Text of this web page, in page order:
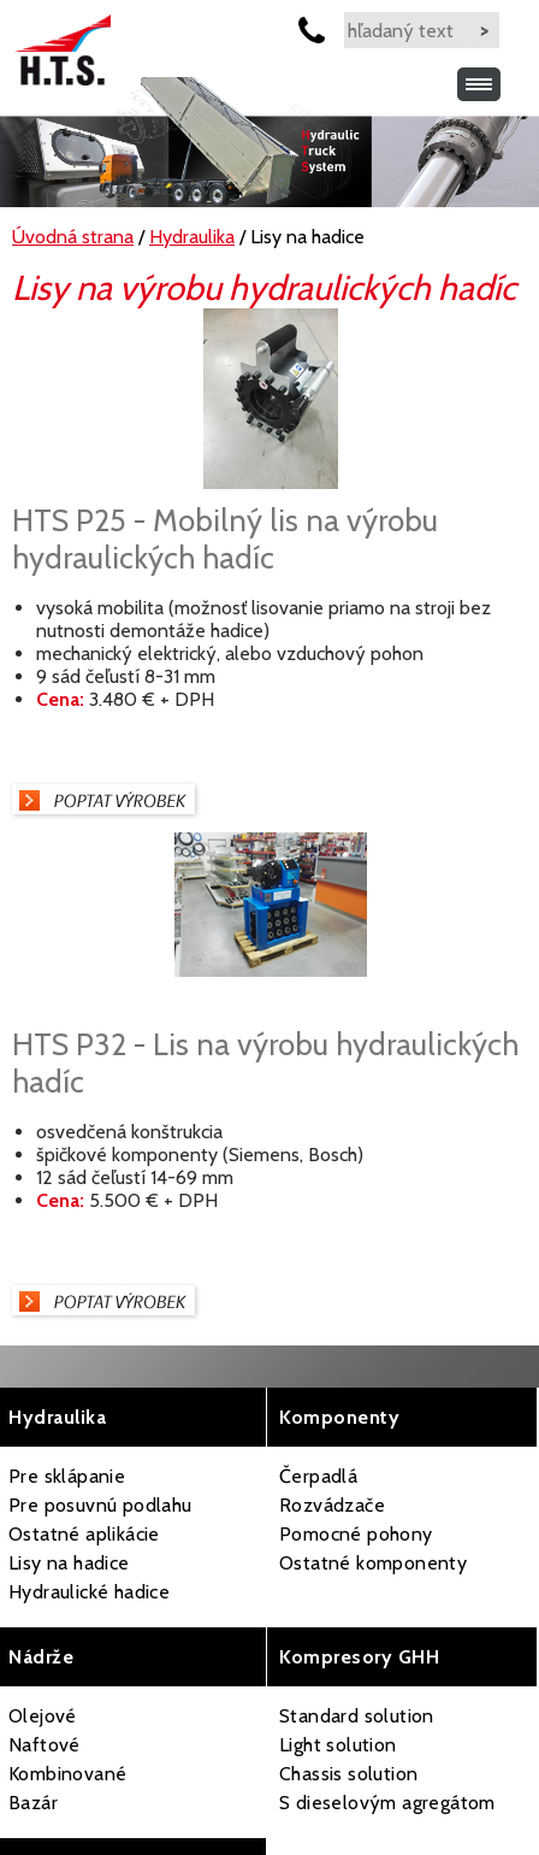
Úvodná strana / Hydraulika / Lisy na hadice
Lisy na výrobu hydraulických hadíc
HTS P25 - Mobilný lis na výrobu
hydraulických hadíc
vysoká mobilita (možnosť lisovanie priamo na stroji bez
nutnosti demontáže hadice)
mechanický elektrický, alebo vzduchový pohon
9 sád čeľustí 8-31 mm
Cena: 3.480 € + DPH
HTS P32 - Lis na výrobu hydraulických
hadíc
osvedčená konštrukcia
špičkové komponenty (Siemens, Bosch)
12 sád čeľustí 14-69 mm
Cena: 5.500 € + DPH
Hydraulika
Pre sklápanie
Pre posuvnú podlahu
Ostatné aplikácie
Lisy na hadice
Hydraulické hadice
Komponenty
Čerpadlá
Rozvádzače
Pomocné pohony
Ostatné komponenty
Nádrže
Olejové
Naftové
Kombinované
Bazár
Kompresory GHH
Standard solution
Light solution
Chassis solution
S dieselovým agregátom